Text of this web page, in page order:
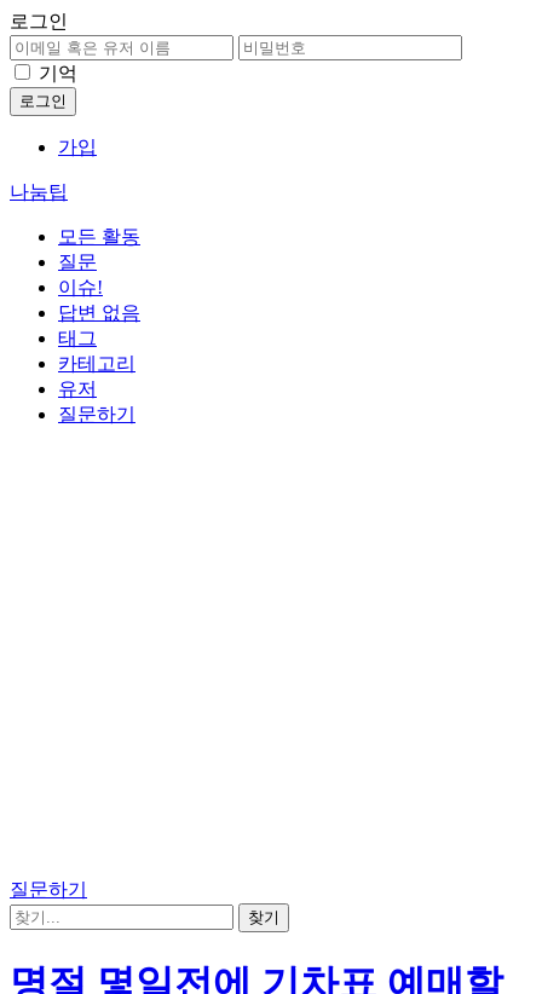
로그인
기억
가입
나눔팁
모든 활동
질문
이슈!
답변 없음
태그
카테고리
유저
질문하기
질문하기
명절 몇일전에 기차표 예매할